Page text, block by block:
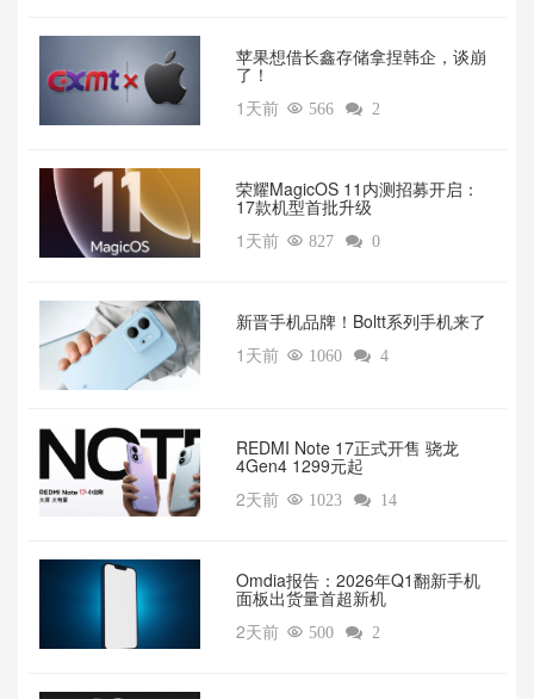
苹果想借长鑫存储拿捏韩企，谈崩
了！
1天前  566  2
荣耀MagicOS 11内测招募开启：
17款机型首批升级
1天前  827  0
新晋手机品牌！Boltt系列手机来了
1天前  1060  4
REDMI Note 17正式开售 骁龙
4Gen4 1299元起
2天前  1023  14
Omdia报告：2026年Q1翻新手机
面板出货量首超新机
2天前  500  2